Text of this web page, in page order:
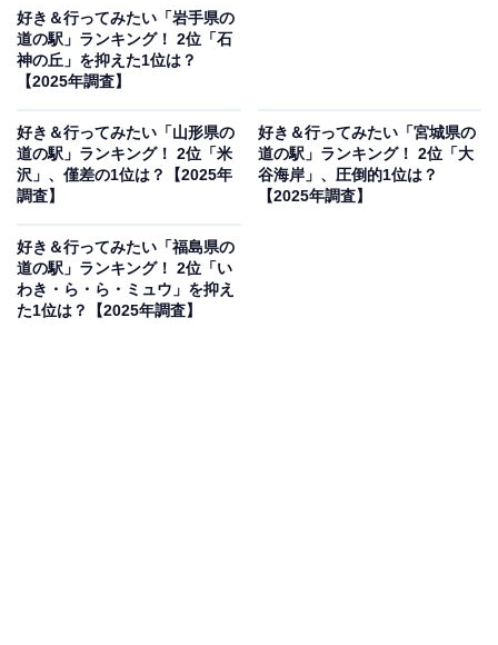
揃っていて、何度でも足を運びたくなる場所」（20代女
性／東京都）、「限定販売品の食品も売られており一度
行ってみたい」（20代女性／静岡県）、「馬肉定食が有
名なので行ってみたい」（20代男性／福岡県）との声が
寄せられました。
好き＆行ってみたい「岩手県の
道の駅」ランキング！ 2位「石
神の丘」を抑えた1位は？
【2025年調査】
好き＆行ってみたい「山形県の
道の駅」ランキング！ 2位「米
沢」、僅差の1位は？【2025年
調査】
好き＆行ってみたい「宮城県の
道の駅」ランキング！ 2位「大
谷海岸」、圧倒的1位は？
【2025年調査】
好き＆行ってみたい「福島県の
道の駅」ランキング！ 2位「い
わき・ら・ら・ミュウ」を抑え
た1位は？【2025年調査】